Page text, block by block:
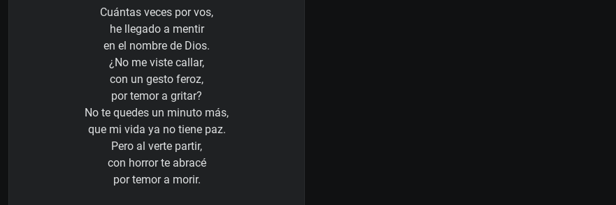
Cuántas veces por vos,
he llegado a mentir
en el nombre de Dios.
¿No me viste callar,
con un gesto feroz,
por temor a gritar?
No te quedes un minuto más,
que mi vida ya no tiene paz.
Pero al verte partir,
con horror te abracé
por temor a morir.